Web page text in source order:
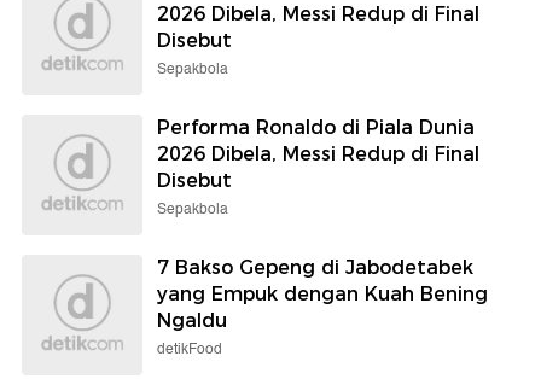
2026 Dibela, Messi Redup di Final
Disebut
Sepakbola
Performa Ronaldo di Piala Dunia
2026 Dibela, Messi Redup di Final
Disebut
Sepakbola
7 Bakso Gepeng di Jabodetabek
yang Empuk dengan Kuah Bening
Ngaldu
detikFood